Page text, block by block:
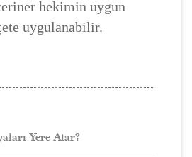
hekimin uygun
uygulanabilir.
Yere Atar?